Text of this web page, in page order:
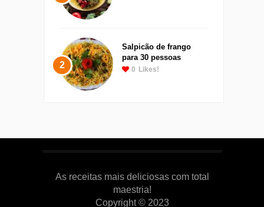
2
Salpicão de frango
para 30 pessoas
0 Likes!
As receitas mais deliciosas com total
maestria!
Copyright © 2023